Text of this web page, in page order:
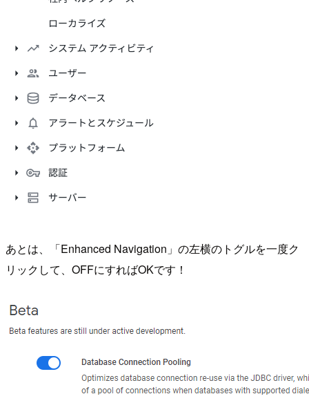
あとは、「Enhanced Navigation」の左横のトグルを一度ク
リックして、OFFにすればOKです！